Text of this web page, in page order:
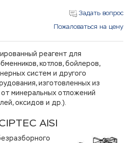
Задать вопрос
Пожаловаться на цену
реагент для
котлов, бойлеров,
систем и другого
изготовленных из
минеральных отложений
оксидов и др.).
AISI